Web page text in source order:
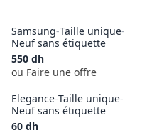
Samsung-Taille unique-
Neuf sans étiquette
550 dh
ou Faire une offre
Elegance-Taille unique-
Neuf sans étiquette
60 dh